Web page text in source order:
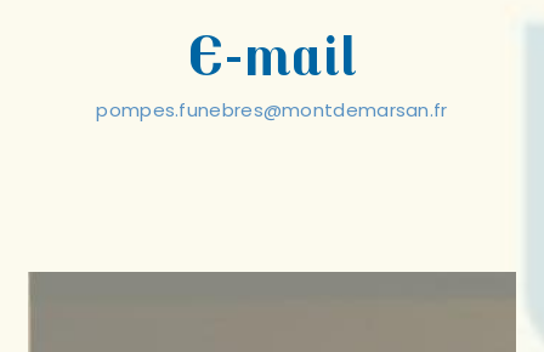
E-mail
pompes.funebres@montdemarsan.fr